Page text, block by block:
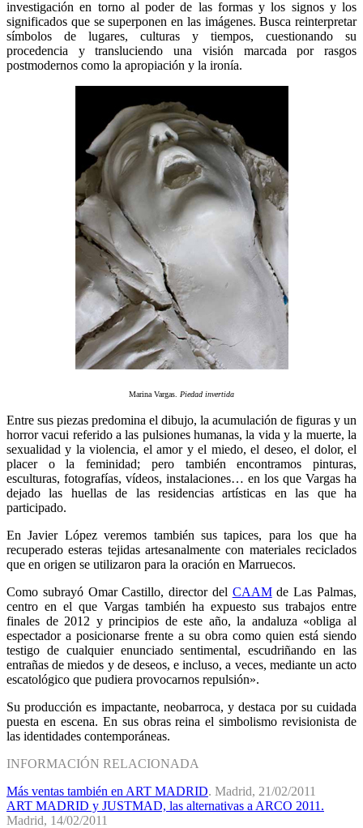
investigación en torno al poder de las formas y los signos y los
significados que se superponen en las imágenes. Busca reinterpretar
símbolos de lugares, culturas y tiempos, cuestionando su
procedencia y transluciendo una visión marcada por rasgos
postmodernos como la apropiación y la ironía.
Marina Vargas. Piedad invertida
Entre sus piezas predomina el dibujo, la acumulación de figuras y un
horror vacui referido a las pulsiones humanas, la vida y la muerte, la
sexualidad y la violencia, el amor y el miedo, el deseo, el dolor, el
placer o la feminidad; pero también encontramos pinturas,
esculturas, fotografías, vídeos, instalaciones… en los que Vargas ha
dejado las huellas de las residencias artísticas en las que ha
participado.
En Javier López veremos también sus tapices, para los que ha
recuperado esteras tejidas artesanalmente con materiales reciclados
que en origen se utilizaron para la oración en Marruecos.
Como subrayó Omar Castillo, director del CAAMde Las Palmas,
centro en el que Vargas también ha expuesto sus trabajos entre
finales de 2012 y principios de este año, la andaluza «obliga al
espectador a posicionarse frente a su obra como quien está siendo
testigo de cualquier enunciado sentimental, escudriñando en las
entrañas de miedos y de deseos, e incluso, a veces, mediante un acto
escatológico que pudiera provocarnos repulsión».
Su producción es impactante, neobarroca, y destaca por su cuidada
puesta en escena. En sus obras reina el simbolismo revisionista de
las identidades contemporáneas.
INFORMACIÓN RELACIONADA
Más ventas también en ART MADRID. Madrid, 21/02/2011
ART MADRID y JUSTMAD, las alternativas a ARCO 2011.
Madrid, 14/02/2011